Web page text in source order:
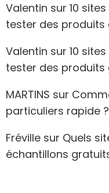
Valentin sur 10
tester des
Valentin sur 10
tester des
MARTINS sur
particuliers rapide ?
Fréville sur Quels
échantillons